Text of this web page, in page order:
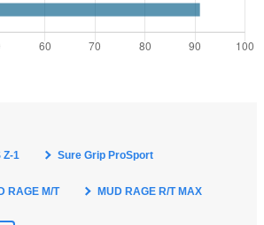
Z-1 Sure Grip ProSport
RAGE M/T MUD RAGE R/T MAX